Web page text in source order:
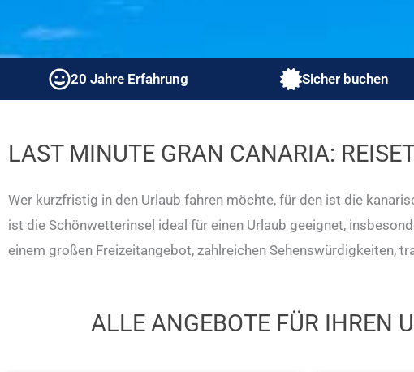
20 Jahre Erfahrung Sicher buchen
LAST MINUTE GRAN CANARIA:
Wer kurzfristig in den Urlaub fahren möchte, für den ist die
ist die Schönwetterinsel ideal für einen Urlaub geeignet,
einem großen Freizeitangebot, zahlreichen Sehenswürdigkeiten,
ALLE ANGEBOTE FÜR IHREN